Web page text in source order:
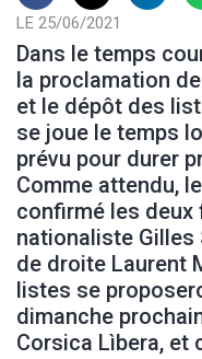
LE 25/06/2021
Dans le temps
la proclamation
et le dépôt des
se joue le temps
prévu pour durer
Comme attendu,
confirmé les
nationaliste Gilles
de droite Laurent
listes se
dimanche
Corsica Lìbera, et